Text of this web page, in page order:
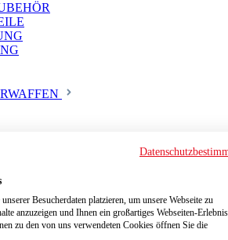
18
18
Besucherdaten platzieren, um unsere Webseite zu
anzuzeigen und Ihnen ein großartiges Webseiten-
zu den von uns verwendeten Cookies öffnen Sie die